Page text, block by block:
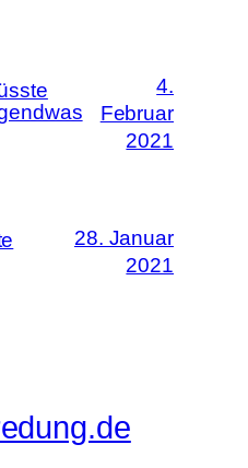
4.
Februar
2021
28. Januar
2021